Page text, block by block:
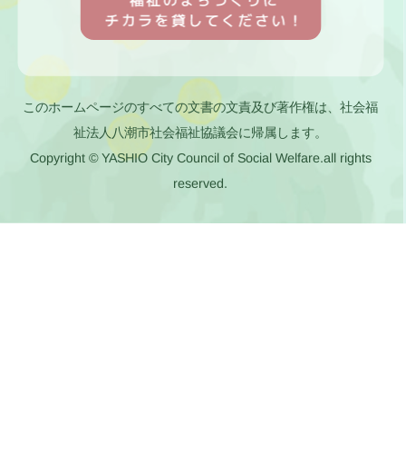
このホームページのすべての文書の文責及び著作権は、社会福
祉法人八潮市社会福祉協議会に帰属します。
Copyright © YASHIO City Council of Social Welfare.all rights
reserved.